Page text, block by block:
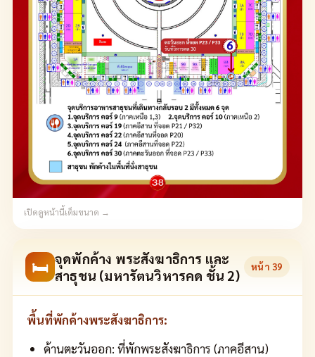
เปิดดูหน้านี้เต็มขนาด →
🛏 จุดพักค้าง พระสังฆาธิการ และ
สาธุชน (มหารัตนวิหารคด ชั้น 2)
หน้า 39
พื้นที่พักค้างพระสังฆาธิการ:
ด้านตะวันออก: ที่พักพระสังฆาธิการ (ภาคอีสาน)